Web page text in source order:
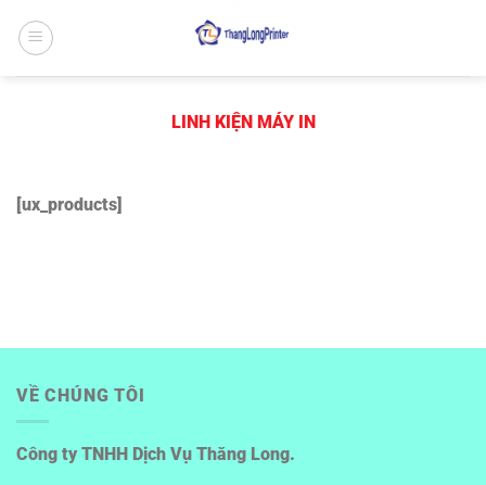
qua
LINH KIỆN MÁY IN
[ux_products]
VỀ CHÚNG TÔI
Công ty TNHH Dịch Vụ Thăng Long.